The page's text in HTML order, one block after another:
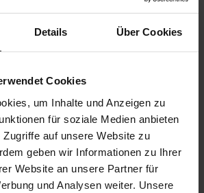
Details Über Cookies
Cookies
um Inhalte und Anzeigen zu
für soziale Medien anbieten
auf unsere Website zu
geben wir Informationen zu Ihrer
Website an unsere Partner für
und Analysen weiter. Unsere
many benefits: check out faster, keep